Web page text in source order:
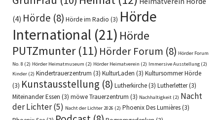
(4) Hörde (8) Hörde im Radio (3) Hörde
International (21) Hörde
PUTZmunter(11) Hörder Forum (8) Hörder Forum
No. 8 (2) Hörder Heimatmuseum (2) Hörder Heimatverein (2) Immersive Ausstellung (2)
Kinder (2) Kindertrauerzentrum (3) KulturLaden (3) Kultursommer Hörde
(3) Kunstausstellung (8) Lutherkirche(3) Lutherletter(3)
Miteinander Essen (3) möwe Trauerzentrum (3) Nachhaltigkeit (2) Nacht
der Lichter(5) Nacht der Lichter 2026 (2) Phoenix Des Lumières(3)